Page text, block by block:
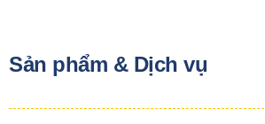
Sản phẩm & Dịch vụ